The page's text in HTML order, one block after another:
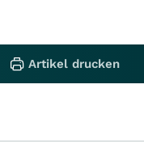
Artikel drucken